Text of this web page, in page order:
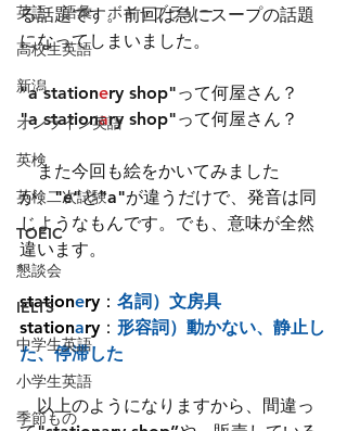
英語 語彙 ボキャブラリー
高校生英語
新潟
オンライン英語
英検
英検二次試験
TOEIC
懇談会
IELTS
中学生英語
小学生英語
季節もの
る話題です。前回は急にスープの話題
になってしまいました。
"a stationery shop"って何屋さん？
"a stationary shop"って何屋さん？
また今回も絵をかいてみました
が、"e"と"a"が違うだけで、発音は同
じようなもんです。でも、意味が全然
違います。
stationery： 名詞）文房具
stationary ： 形容詞）動かない、静止し
た、停滞した
以上のようになりますから、間違っ